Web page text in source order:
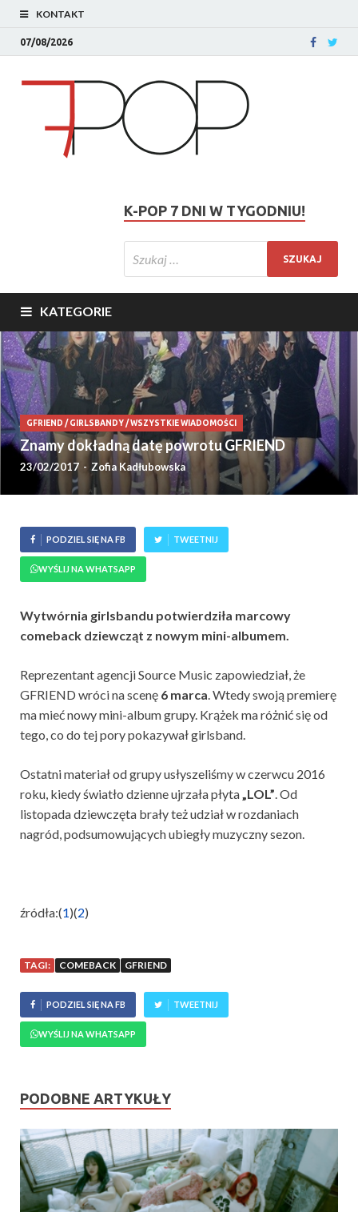
KONTAKT
07/08/2026
K-POP 7 DNI W TYGODNIU!
KATEGORIE
GFRIEND /GIRLSBANDY/WSZYSTKIE WIADOMOŚCI
Znamy dokładną datę powrotu GFRIEND
23/02/2017 - Zofia Kadłubowska
PODZIEL SIĘ NA FB TWEETNIJ
WYŚLIJ NA WHATSAPP
Wytwórnia girlsbandu potwierdziła marcowy
comeback dziewcząt z nowym mini-albumem.
Reprezentant agencji Source Music zapowiedział, że
GFRIEND wróci na scenę 6 marca. Wtedy swoją premierę
ma mieć nowy mini-album grupy. Krążek ma różnić się od
tego, co do tej pory pokazywał girlsband.
Ostatni materiał od grupy usłyszeliśmy w czerwcu 2016
roku, kiedy światło dzienne ujrzała płyta„LOL”. Od
listopada dziewczęta brały też udział w rozdaniach
nagród, podsumowujących ubiegły muzyczny sezon.
źródła:(1)(2)
TAGI: COMEBACK GFRIEND
PODZIEL SIĘ NA FB TWEETNIJ
WYŚLIJ NA WHATSAPP
PODOBNE ARTYKUŁY